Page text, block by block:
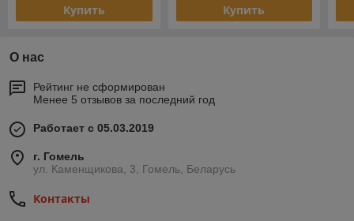
Купить Купить
О нас
Рейтинг не сформирован
Менее 5 отзывов за последний год
Работает с 05.03.2019
г. Гомель
ул. Каменщикова, 3, Гомель, Беларусь
Контакты